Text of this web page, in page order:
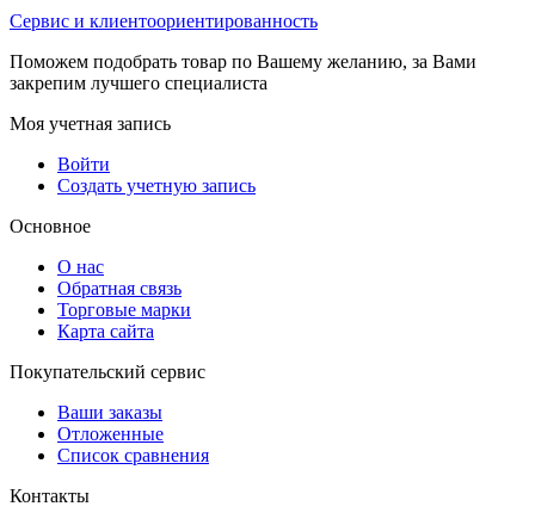
Сервис и клиентоориентированность
Поможем подобрать товар по Вашему желанию, за Вами
закрепим лучшего специалиста
Моя учетная запись
Войти
Создать учетную запись
Основное
О нас
Обратная связь
Торговые марки
Карта сайта
Покупательский сервис
Ваши заказы
Отложенные
Список сравнения
Контакты